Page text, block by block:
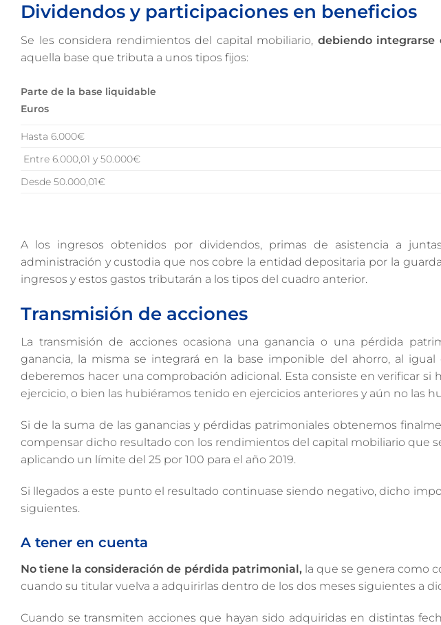
Dividendos y participaciones en beneficios
Se les considera rendimientos del capital mobiliario, debiendo
aquella base que tributa a unos tipos fijos:
Parte de la base liquidable
Euros
Hasta 6.000€
Entre 6.000,01 y 50.000€
Desde 50.000,01€
A los ingresos obtenidos por dividendos, primas de asistencia a
administración y custodia que nos cobre la entidad depositaria por la
ingresos y estos gastos tributarán a los tipos del cuadro anterior.
Transmisión de acciones
La transmisión de acciones ocasiona una ganancia o una pérdida
ganancia, la misma se integrará en la base imponible del ahorro, al
deberemos hacer una comprobación adicional. Esta consiste en verificar si
ejercicio, o bien las hubiéramos tenido en ejercicios anteriores y aún no las
Si de la suma de las ganancias y pérdidas patrimoniales obtenemos
compensar dicho resultado con los rendimientos del capital mobiliario que
aplicando un límite del 25 por 100 para el año 2019.
Si llegados a este punto el resultado continuase siendo negativo, dicho
siguientes.
A tener en cuenta
No tiene la consideración de pérdida patrimonial,la que se genera como
cuando su titular vuelva a adquirirlas dentro de los dos meses siguientes a
Cuando se transmiten acciones que hayan sido adquiridas en distintas